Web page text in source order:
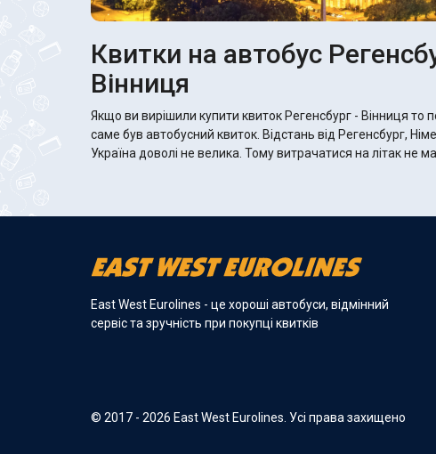
Квитки на автобус
Вінниця
Якщо ви вирішили купити квиток Регенсбург - Вінниця то
саме був автобусний квиток. Відстань від Регенсбург,
Україна доволі не велика. Тому витрачатися на літак не
East West Eurolines - це хороші автобуси, відмінний
сервіс та зручність при покупці квитків
© 2017 - 2026 East West Eurolines. Усі права захищено